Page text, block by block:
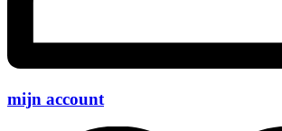
mijn account